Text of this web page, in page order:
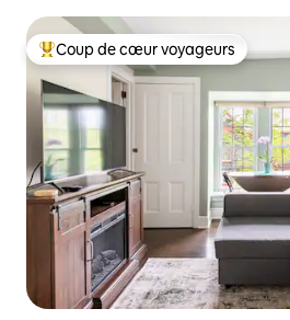
Coups de cœur voyageurs les plus
Coup de cœur voyageurs